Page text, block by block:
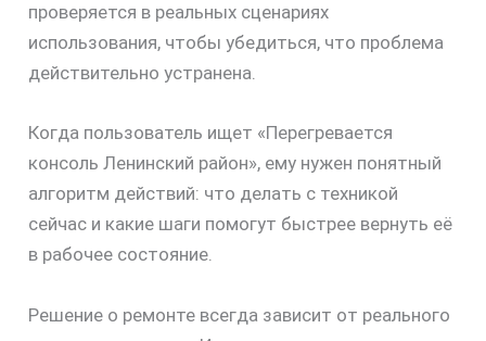
проверяется в реальных сценариях
использования, чтобы убедиться, что проблема
действительно устранена.
Когда пользователь ищет «Перегревается
консоль Ленинский район», ему нужен понятный
алгоритм действий: что делать с техникой
сейчас и какие шаги помогут быстрее вернуть её
в рабочее состояние.
Решение о ремонте всегда зависит от реального
скидку
30%